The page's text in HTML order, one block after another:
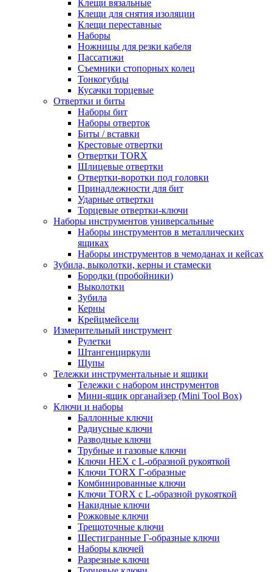
Клещи вязальные
Клещи для снятия изоляции
Клещи переставные
Наборы
Ножницы для резки кабеля
Пассатижи
Съемники стопорных колец
Тонкогубцы
Кусачки торцевые
Отвертки и биты
Наборы бит
Наборы отверток
Биты / вставки
Крестовые отвертки
Отвертки TORX
Шлицевые отвертки
Отвертки-воротки под головки
Принадлежности для бит
Ударные отвертки
Торцевые отвертки-ключи
Наборы инструментов универсальные
Наборы инструментов в металлических
ящиках
Наборы инструментов в чемоданах и кейсах
Зубила, выколотки, керны и стамески
Бородки (пробойники)
Выколотки
Зубила
Керны
Крейцмейсели
Измерительный инструмент
Рулетки
Штангенциркули
Щупы
Тележки инструментальные и ящики
Тележки с набором инструментов
Мини-ящик органайзер (Mini Tool Box)
Ключи и наборы
Баллонные ключи
Радиусные ключи
Разводные ключи
Трубные и газовые ключи
Ключи HEX с L-образной рукояткой
Ключи TORX Г-образные
Комбинированные ключи
Ключи TORX с L-образной рукояткой
Накидные ключи
Рожковые ключи
Трещоточные ключи
Шестигранные Г-образные ключи
Наборы ключей
Разрезные ключи